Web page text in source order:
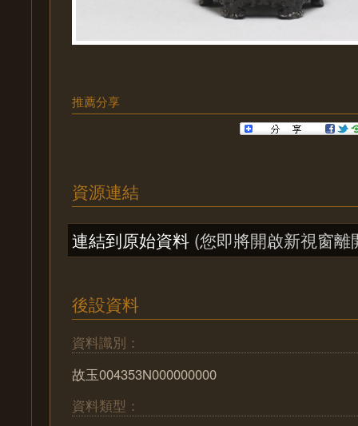
推薦分享
資源連結
連結到原始資料 (您即將開啟新視窗離
後設資料
資料識別：
故玉004353N000000000
資料類型：